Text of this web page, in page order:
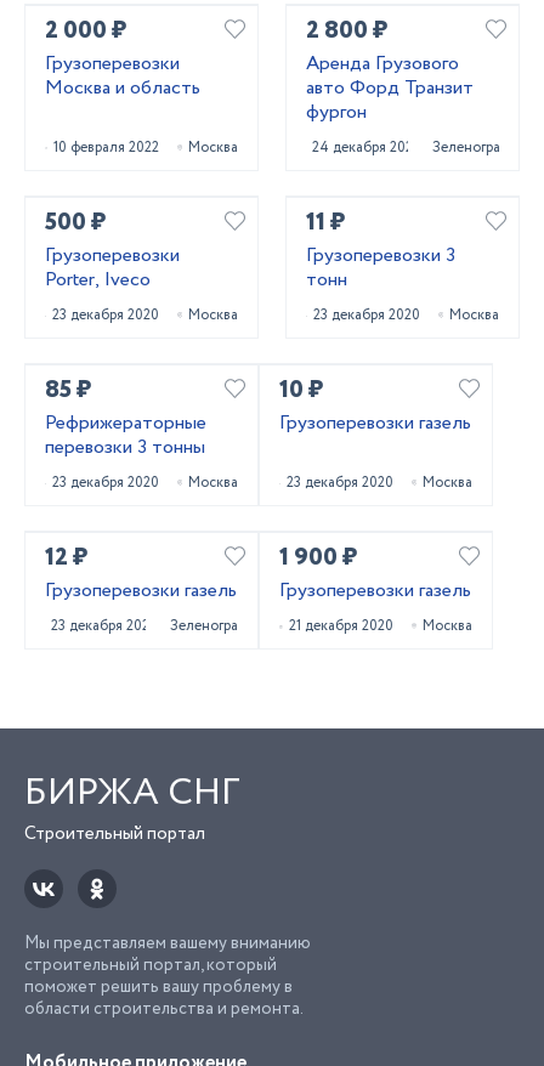
2 000 ₽
Грузоперевозки
Москва и область
10 февраля 2022 Москва
2 800 ₽
Аренда Грузового
авто Форд Транзит
фургон
24 декабря 2020 Зеленоград
500 ₽
Грузоперевозки
Porter, Iveco
23 декабря 2020 Москва
11 ₽
Грузоперевозки 3
тонн
23 декабря 2020 Москва
85 ₽
Рефрижераторные
перевозки 3 тонны
23 декабря 2020 Москва
10 ₽
Грузоперевозки газель
23 декабря 2020 Москва
12 ₽
Грузоперевозки газель
23 декабря 2020 Зеленоград
1 900 ₽
Грузоперевозки газель
21 декабря 2020 Москва
БИРЖА СНГ
Строительный портал
Мы представляем вашему вниманию
строительный портал, который
поможет решить вашу проблему в
области строительства и ремонта.